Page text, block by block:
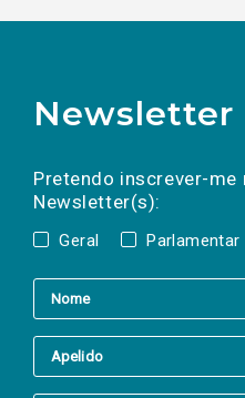
Newsletter
Pretendo inscrever-
Newsletter(s):
Geral Parlamentar
a(s) newsletter(s).
mail